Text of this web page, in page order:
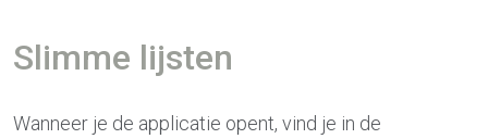
Slimme lijsten
Wanneer je de applicatie opent, vind je in de